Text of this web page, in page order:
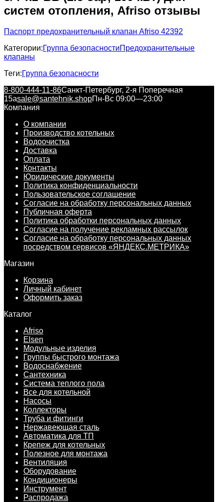
систем отопления, Afriso отзывы
Паспорт предохранительный клапан Afriso 42392
Категории:Группа безопасностиПредохранительные
клапаны
Теги:Группа безопасности
8-800-444-11-86Санкт-Петербург, 2-я Поперечная
15аsale@santehnik.shopПн-Вс 09:00—23:00
Компания
О компании
Производство котельных
Водоочистка
Доставка
Оплата
Контакты
Юридические документы
Политика конфиденциальности
Пользовательское соглашение
Согласие на обработку персональных данных
Публичная оферта
Политика обработки персональных данных
Согласие на получение рекламных рассылок
Согласие на обработку персональных данных
посредством сервисов «ЯНДЕКС.МЕТРИКА»
Магазин
Корзина
Личный кабинет
Оформить заказ
Каталог
Afriso
Elsen
Модульные изделия
Группы быстрого монтажа
Водоснабжение
Сантехника
Система теплого пола
Все для котельной
Насосы
Коллекторы
Труба и фитинги
Нержавеющая сталь
Автоматика для ТП
Крепеж для котельных
Полезное для монтажа
Вентиляция
Оборудование
Кондиционеры
Инструмент
Распродажа